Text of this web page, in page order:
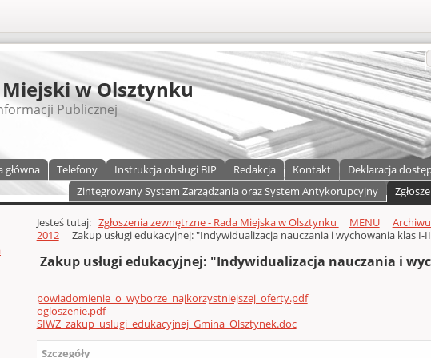
w Olsztynku
Publicznej
główna Telefony Instrukcja obsługi BIP Redakcja Kontakt Deklaracja
Zintegrowany System Zarządzania oraz System Antykorupcyjny
kolumna)
Głównej zawartości
Jesteś tutaj: Zgłoszenia zewnętrzne - Rada Miejska w Olsztynku MENU
2012
Zakup usługi edukacyjnej: "Indywidualizacja nauczania i wychowania klas I-
Zakup usługi edukacyjnej: "Indywidualizacja nauczania i
powiadomienie_o_wyborze_najkorzystniejszej_oferty.pdf
ogloszenie.pdf
SIWZ_zakup_uslugi_edukacyjnej_Gmina_Olsztynek.doc
Szczegóły